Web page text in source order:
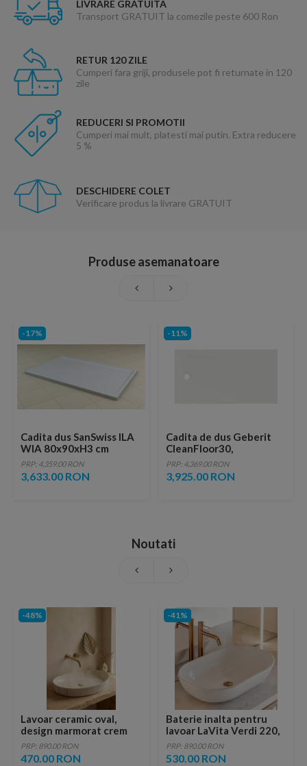
LIVRARE GRATUITA
Transport GRATUIT la comezile peste 600 Ron
RETUR 120 ZILE
Cumperi fara griji, produsele pot fi returnate in 120
zile
REDUCERI SI PROMOTII
Cumperi mai mult, platesti mai putin. Extra reducere
5 %
DESCHIDERE COLET
Verificare produs la livrare GRATUIT
Produse asemanatoare
-17%
Cadita dus SanSwiss ILA
WIA 80x90xH3 cm
marmura sintetica alba
PRP: 4,359.00 RON
3,633.00 RON
-11%
Cadita de dus Geberit
CleanFloor30,
170x90x3.5 cm, alba mat
PRP: 4,369.00 RON
3,925.00 RON
Noutati
-48%
Lavoar ceramic oval,
design marmorat crem
lucios cu vene aurii,
ventil inclus
PRP: 890.00 RON
470.00 RON
-41%
Baterie inalta pentru
lavoar LaVita Verdi 220,
fara ventil, brushed
copper
PRP: 890.00 RON
530.00 RON